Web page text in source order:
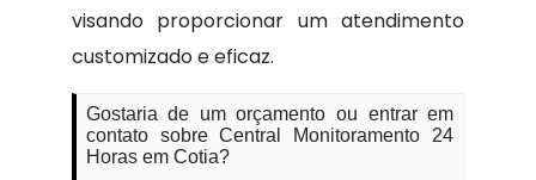
visando proporcionar um atendimento
customizado e eficaz.
Gostaria de um orçamento ou entrar em
contato sobre Central Monitoramento 24
Horas em Cotia?